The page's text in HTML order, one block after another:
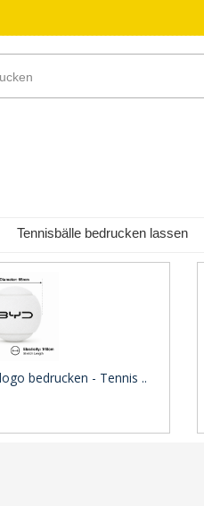
Tennisbälle bedrucken lassen
bedrucken - Tennis ..